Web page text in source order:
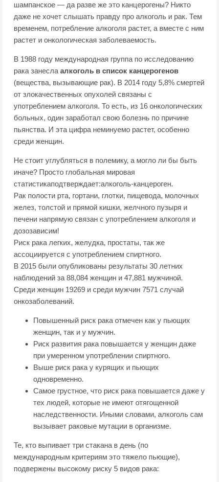
шампанское — да разве же это канцерогены? Никто
даже не хочет слышать правду про алкоголь и рак. Тем
временем, потребление алкоголя растет, а вместе с ним
растет и онкологическая заболеваемость.
В 1988 году международная группа по исследованию
рака занесла алкоголь в список канцерогенов
(вещества, вызывающие рак). В 2014 году 5,8% смертей
от злокачественных опухолей связаны с
употреблением алкоголя. То есть, из 16 онкологических
больных, один заработал свою болезнь по причине
пьянства. И эта цифра неминуемо растет, особенно
среди женщин.
Не стоит углубляться в полемику, а могло ли бы быть
иначе? Просто глобальная мировая
статистикаподтверждает:алкоголь-канцероген.
Рак полости рта, гортани, глотки, пищевода, молочных
желез, толстой и прямой кишки, желчного пузыря и
печени напрямую связан с употреблением алкоголя и
дозозависим!
Риск рака легких, желудка, простаты, так же
ассоциируется с употреблением спиртного.
В 2015 были опубликованы результаты 30 летних
наблюдений за 88,084 женщин и 47,881 мужчиной.
Среди женщин 19269 и среди мужчин 7571 случай
онкозаболеваний.
Повышенный риск рака отмечен как у пьющих
женщин, так и у мужчин.
Риск развития рака повышается у женщин даже
при умеренном употреблении спиртного.
Выше риск рака у курящих и пьющих
одновременно.
Самое грустное, что риск рака повышается даже у
тех людей, которые не имеют отягощенной
наследственности. Иными словами, алкоголь сам
вызывает раковые мутации в организме.
Те, кто выпивает три стакана в день (по
международным критериям это тяжело пьющие),
подвержены высокому риску 5 видов рака: